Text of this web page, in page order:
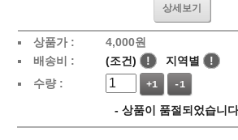
상세보기
상품가 : 4,000원
배송비 :
(조건) ! 지역별
!
수량 :
+1 -1
- 상품이 품절되었습니